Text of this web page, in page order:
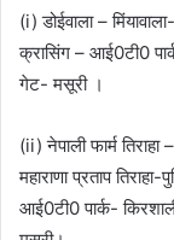
(i) डोईवाला –
क्रासिंग – आई0टी0
गेट- मसूरी ।
(ii) नेपाली फार्म तिराहा
महाराणा प्रताप
आई0टी0 पार्क-